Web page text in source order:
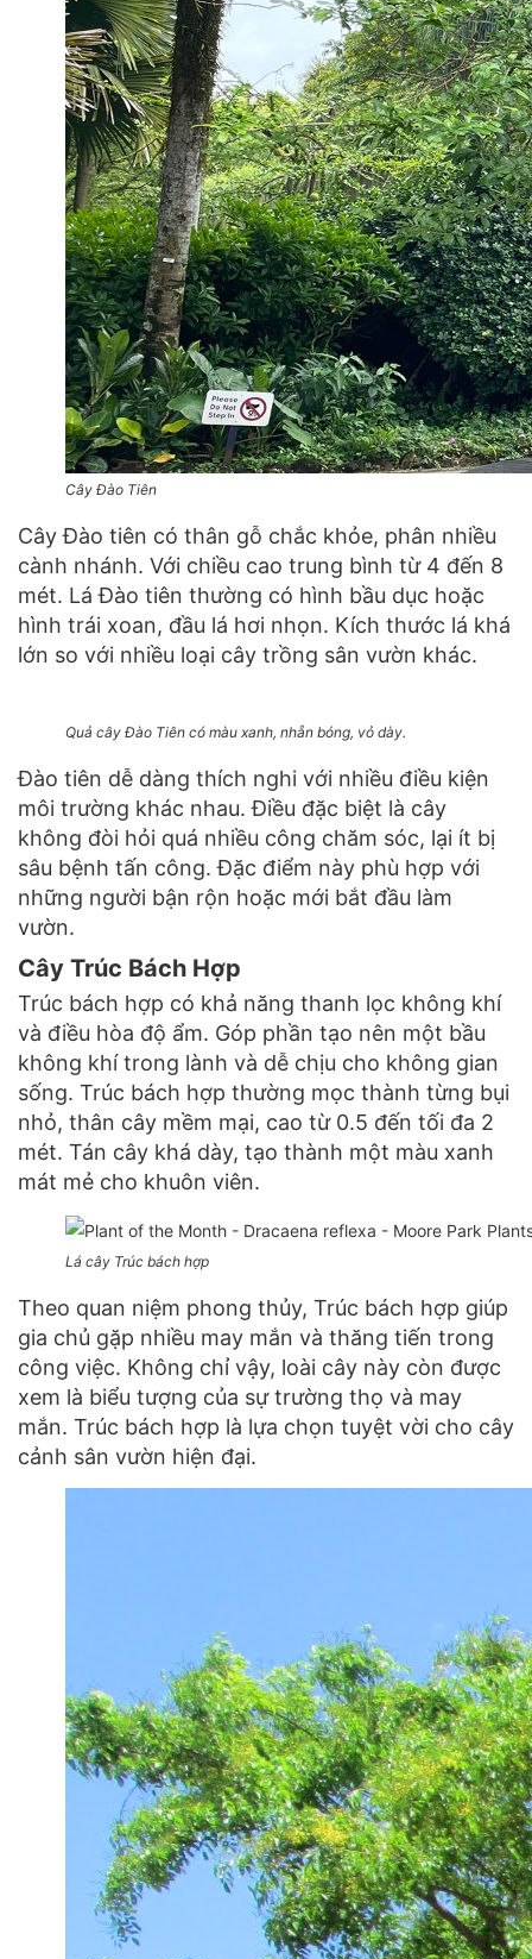
Cây Đào Tiên
Cây Đào tiên có thân gỗ chắc khỏe, phân nhiều
cành nhánh. Với chiều cao trung bình từ 4 đến 8
mét. Lá Đào tiên thường có hình bầu dục hoặc
hình trái xoan, đầu lá hơi nhọn. Kích thước lá khá
lớn so với nhiều loại cây trồng sân vườn khác.
Quả cây Đào Tiên có màu xanh, nhẵn bóng, vỏ dày.
Đào tiên dễ dàng thích nghi với nhiều điều kiện
môi trường khác nhau. Điều đặc biệt là cây
không đòi hỏi quá nhiều công chăm sóc, lại ít bị
sâu bệnh tấn công. Đặc điểm này phù hợp với
những người bận rộn hoặc mới bắt đầu làm
vườn.
Cây Trúc Bách Hợp
Trúc bách hợp có khả năng thanh lọc không khí
và điều hòa độ ẩm. Góp phần tạo nên một bầu
không khí trong lành và dễ chịu cho không gian
sống. Trúc bách hợp thường mọc thành từng bụi
nhỏ, thân cây mềm mại, cao từ 0.5 đến tối đa 2
mét. Tán cây khá dày, tạo thành một màu xanh
mát mẻ cho khuôn viên.
Lá cây Trúc bách hợp
Theo quan niệm phong thủy, Trúc bách hợp giúp
gia chủ gặp nhiều may mắn và thăng tiến trong
công việc. Không chỉ vậy, loài cây này còn được
xem là biểu tượng của sự trường thọ và may
mắn. Trúc bách hợp là lựa chọn tuyệt vời cho cây
cảnh sân vườn hiện đại.